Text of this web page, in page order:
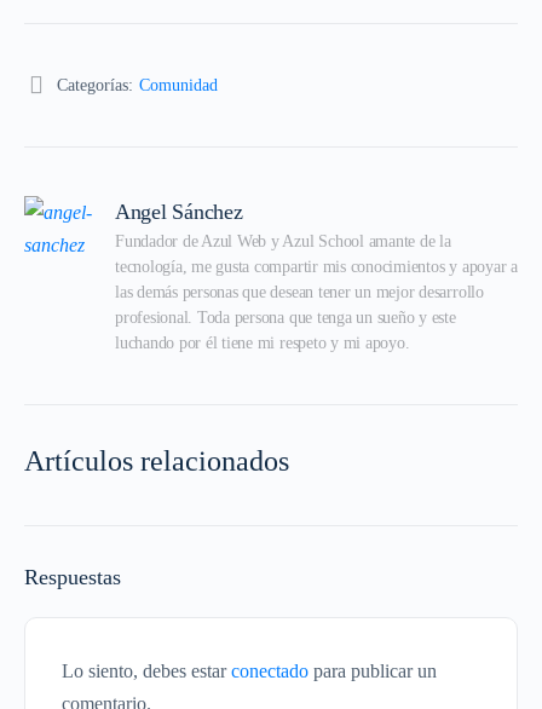
Categorías: Comunidad
Angel Sánchez
Fundador de Azul Web y Azul School amante de la
tecnología, me gusta compartir mis conocimientos y apoyar a
las demás personas que desean tener un mejor desarrollo
profesional. Toda persona que tenga un sueño y este
luchando por él tiene mi respeto y mi apoyo.
Artículos relacionados
Respuestas
Lo siento, debes estarconectado para publicar un
comentario.